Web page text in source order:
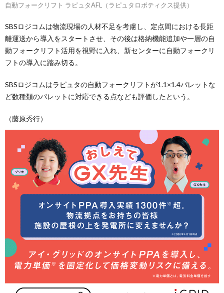
自動フォークリフト ラピュタAFL（ラピュタロボティクス提供）
SBSロジコムは物流現場の人材不足を考慮し、定点間における長距
離運送から導入をスタートさせ、その後は格納機能追加や一層の自
動フォークリフト活用を視野に入れ、新センターに自動フォークリ
フトの導入に踏み切る。
SBSロジコムはラピュタの自動フォークリフトが1.1×1.4パレットな
ど数種類のパレットに対応できる点なども評価したという。
（藤原秀行）